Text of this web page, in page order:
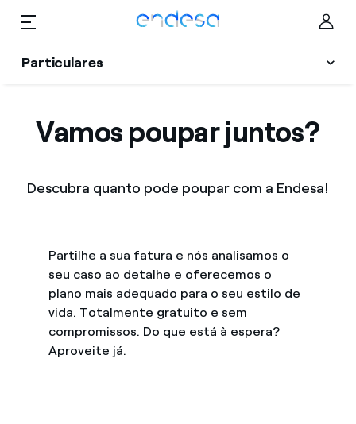
Particulares
Serviços
Quem somos
Informação Útil
My Endesa
Particulares
Vamos poupar juntos?
Descubra quanto pode poupar com a Endesa!
Partilhe a sua fatura e nós analisamos o
seu caso ao detalhe e oferecemos o
plano mais adequado para o seu estilo de
vida. Totalmente gratuito e sem
compromissos. Do que está à espera?
Aproveite já.